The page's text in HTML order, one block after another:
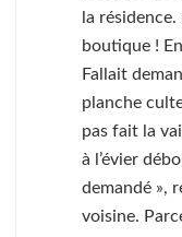
la
boutique !
Fallait
planche
pas fait la
à l’évier
demandé »,
voisine.